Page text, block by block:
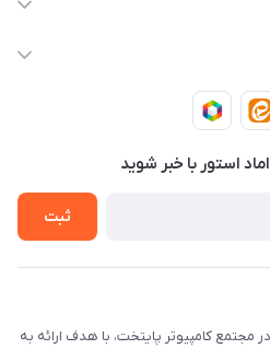
استور با‌ خبر شوید
ثبت
فروشگاه میرداماد استور، سال 1389 در مجتمع کامپیوتر پایتخت، با هدف ارائه به